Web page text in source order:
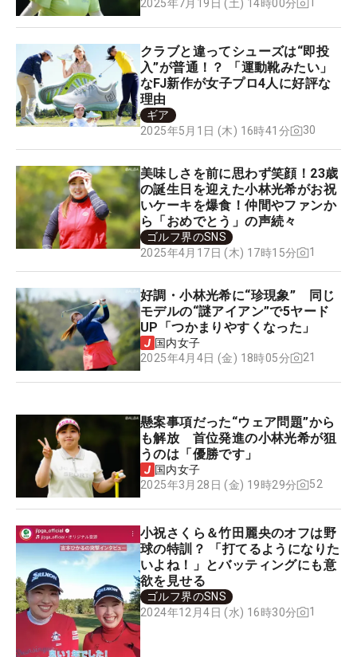
2025年7月19日 (土) 14時00分
クラブと違ってシューズは“即投
入”が普通！？ 「運動靴みたい」
なFJ新作が女子プロ4人に好評な
理由
ギア
2025年5月1日 (木) 16時41分
30
美味しさを前に思わず笑顔！23歳
の誕生日を迎えた小林光希がお祝
いケーキを爆食！仲間やファンか
ら「おめでとう」の声続々
ゴルフ界のSNS
2025年4月17日 (木) 17時15分
1
好調・小林光希に“珍現象” 同じ
モデルの“謎アイアン”で5ヤード
UP「つかまりやすくなった」
国内女子
2025年4月4日 (金) 18時05分
21
懸案事項だった“ウェア問題”から
も解放 首位発進の小林光希が狙
うのは「優勝です」
国内女子
2025年3月28日 (金) 19時29分
52
小祝さくら＆竹田麗央のオフは野
球の特訓？ 「打てるようになりた
いよね！」とバッティングにも意
欲を見せる
ゴルフ界のSNS
2024年12月4日 (水) 16時30分
1